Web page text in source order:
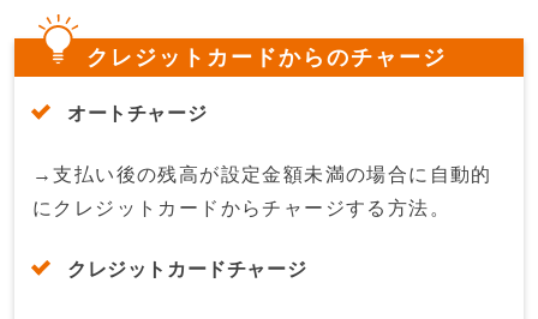
クレジットカードからのチャージ
オートチャージ
→支払い後の残高が設定金額未満の場合に自動的
にクレジットカードからチャージする方法。
クレジットカードチャージ